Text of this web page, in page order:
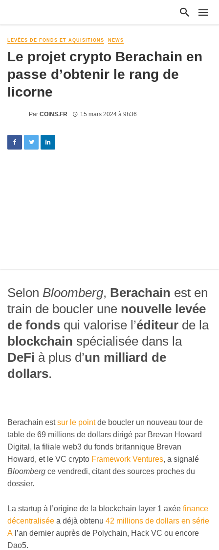
LEVÉES DE FONDS ET AQUISITIONS NEWS
Le projet crypto Berachain en
passe d’obtenir le rang de
licorne
Par COINS.FR 15 mars 2024 à 9h36
Selon Bloomberg, Berachain est en
train de boucler une nouvelle levée
de fonds qui valorise l’éditeur de la
blockchain spécialisée dans la
DeFi à plus d’un milliard de
dollars.
Berachain estsur le pointde boucler un nouveau tour de
table de 69 millions de dollars dirigé par Brevan Howard
Digital, la filiale web3 du fonds britannique Brevan
Howard, et le VC crypto Framework Ventures, a signalé
Bloomberg ce vendredi, citant des sources proches du
dossier.
La startup à l’origine de la blockchain layer 1 axée finance
décentralisée a déjà obtenu 42 millions de dollars en série
A l’an dernier auprès de Polychain, Hack VC ou encore
Dao5.